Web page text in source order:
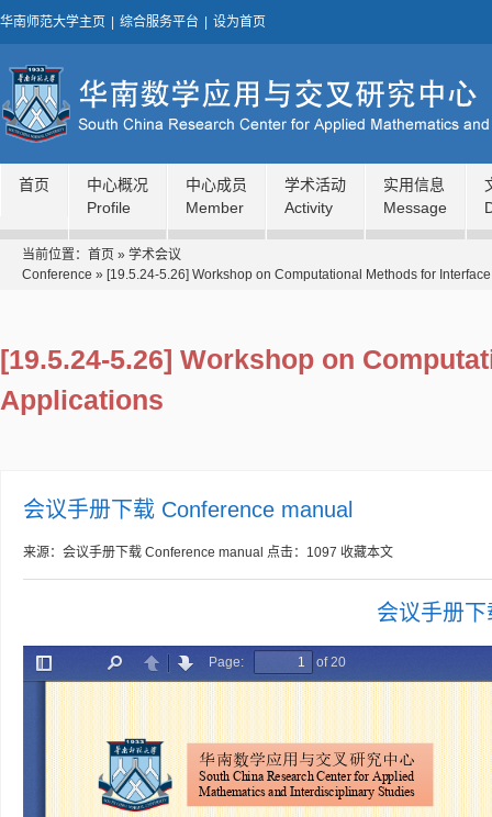
华南师范大学主页 综合服务平台 设为首页
首页
中心概况
Profile
中心成员
Member
学术活动
Activity
实用信息
Message
当前位置： 首页 » 学术会议
Conference » [19.5.24-5.26] Workshop on Computational Methods for
[19.5.24-5.26] Workshop on
Applications
会议手册下载 Conference manual
来源：会议手册下载 Conference manual 点击： 1097 收藏本文
会议手册